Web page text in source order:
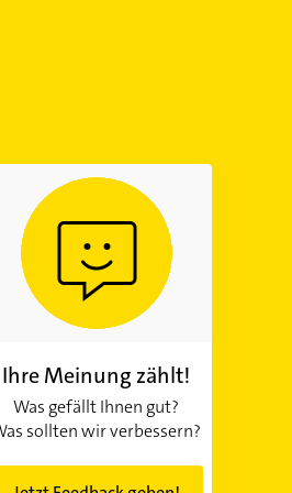
Ihre Meinung zählt!
Was gefällt Ihnen gut?
sollten wir verbessern?